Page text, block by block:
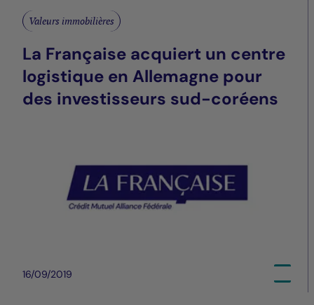
Valeurs immobilières
La Française acquiert un centre
logistique en Allemagne pour
des investisseurs sud-coréens
16/09/2019